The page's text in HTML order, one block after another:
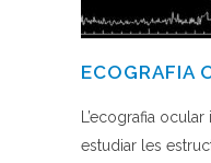
ECOGRAFIA
L’ecografia
estudiar les